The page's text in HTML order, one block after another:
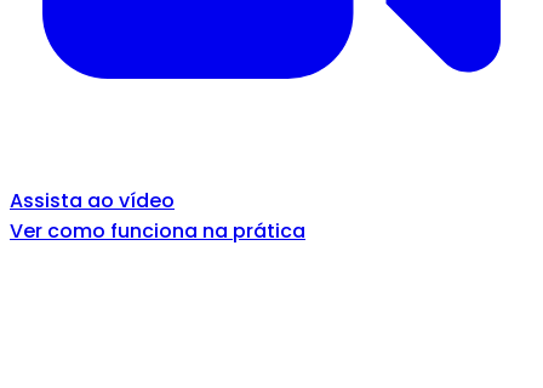
Assista ao vídeo
Ver como funciona na prática